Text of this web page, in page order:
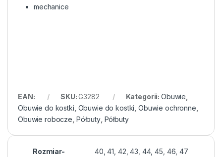
mechanice
EAN: SKU:G3282 Kategorii: Obuwie
Obuwie do kostki Obuwie do kostki Obuwie ochronne
Obuwie robocze Półbuty, Półbuty
Rozmiar-
40, 41, 42, 43, 44, 45, 46, 47